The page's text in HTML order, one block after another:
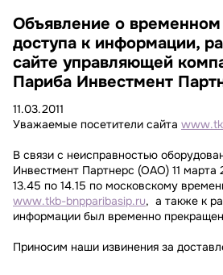
Объявление о доступе к
Объявление о
доступа к информации,
сайте управляющей
Париба Инвестмент
11.03.2011
Уважаемые посетители сайта
В связи с неисправностью
Инвестмент Партнерс (ОАО) 11 марта
13.45 по 14.15 по московскому
www.tkb-bnpparibasip.ru, а также к
информации был временно
Приносим наши извинения за